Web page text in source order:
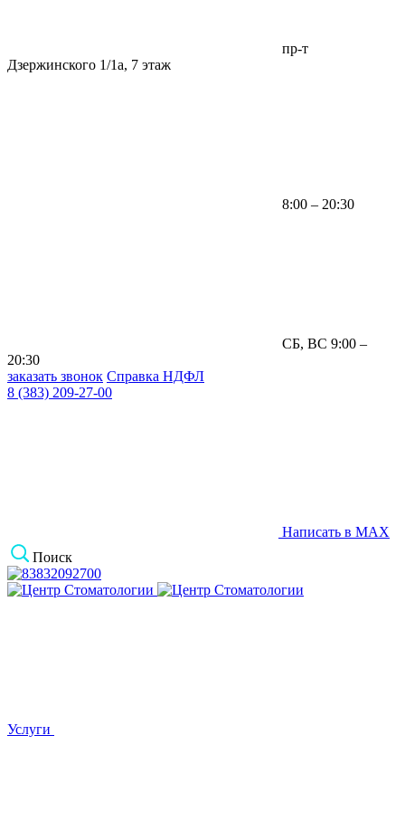
пр-т
Дзержинского 1/1а, 7 этаж
8:00 – 20:30
СБ, ВС 9:00 –
20:30
заказать звонок Справка НДФЛ
8 (383) 209-27-00
Написать в MAX
Поиск
Услуги